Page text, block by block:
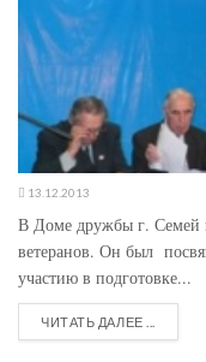
13.12.2013
В Доме дружбы г. Семей
ветеранов. Он был
участию в подготовке...
ЧИТАТЬ ДАЛЕЕ ...